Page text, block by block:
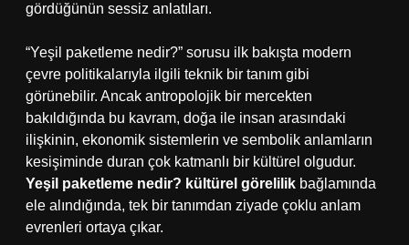
gördüğünün sessiz anlatıları.
“Yeşil paketleme nedir?” sorusu ilk bakışta modern
çevre politikalarıyla ilgili teknik bir tanım gibi
görünebilir. Ancak antropolojik bir mercekten
bakıldığında bu kavram, doğa ile insan arasındaki
ilişkinin, ekonomik sistemlerin ve sembolik anlamların
kesişiminde duran çok katmanlı bir kültürel olgudur.
Yeşil paketleme nedir? kültürel görelilik bağlamında
ele alındığında, tek bir tanımdan ziyade çoklu anlam
evrenleri ortaya çıkar.